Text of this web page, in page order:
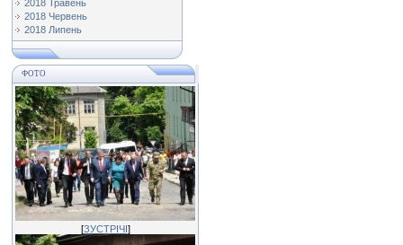
2018 Травень
2018 Червень
2018 Липень
ФОТО
[ЗУСТРІЧІ]